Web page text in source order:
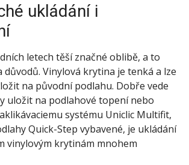
ukládání i
letech těší značné oblibě, a to
důvodů. Vinylová krytina je tenká a lze
na původní podlahu. Dobře vede
uložit na podlahové topení nebo
systému Uniclic Multifit,
Quick-Step vybavené, je ukládání
vinylovým krytinám mnohem